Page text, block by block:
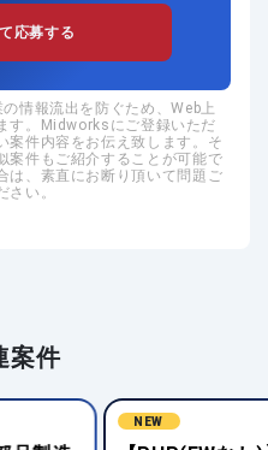
応募する
情報流出を防ぐため、Web上
す。Midworksにご登録いただ
案件内容をお伝え致します。そ
案件もご紹介することが可能で
は、素直にお断り頂いて問題ご
い。
案件
NEW